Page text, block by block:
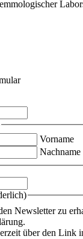
Vorname
Nachname
Newsletter zu
über den Link